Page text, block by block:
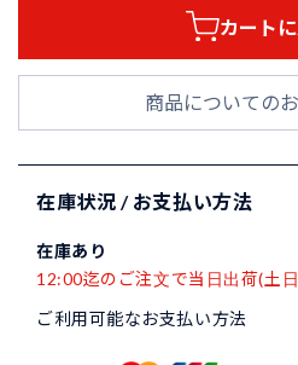
カート
商品についての
在庫状況 / お支払い方法
在庫あり
12:00迄のご注文で当日出荷(土
ご利用可能なお支払い方法